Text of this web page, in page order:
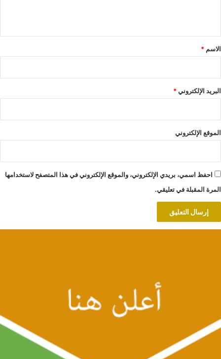
*
الاسم *
البريد الإلكتروني*
الموقع الإلكتروني
احفظ اسمي، بريدي الإلكتروني، والموقع الإلكتروني في هذا المتصفح لاستخدامها
المرة المقبلة في تعليقي.